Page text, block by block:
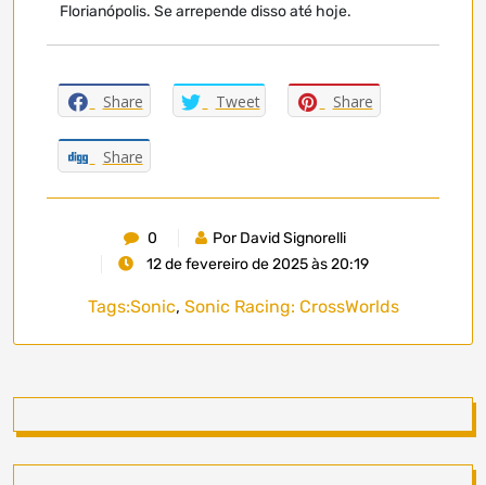
Florianópolis. Se arrepende disso até hoje.
Share Tweet Share
Share
0
Por David Signorelli
12 de fevereiro de 2025 às 20:19
Tags:Sonic, Sonic Racing: CrossWorlds